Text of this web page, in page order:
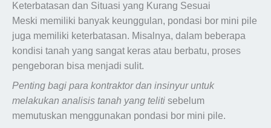
Keterbatasan dan Situasi yang Kurang Sesuai
Meski memiliki banyak keunggulan, pondasi bor mini pile
juga memiliki keterbatasan. Misalnya, dalam beberapa
kondisi tanah yang sangat keras atau berbatu, proses
pengeboran bisa menjadi sulit.
Penting bagi para kontraktor dan insinyur untuk
melakukan analisis tanah yang teliti sebelum
memutuskan menggunakan pondasi bor mini pile.